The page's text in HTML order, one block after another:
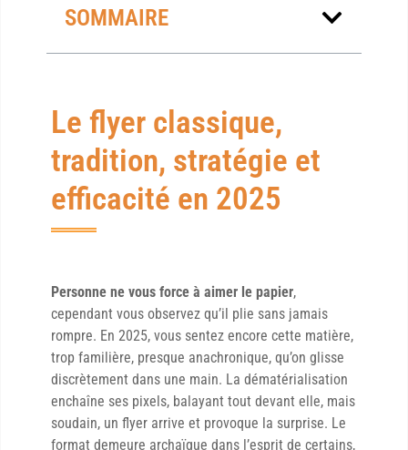
SOMMAIRE
Le flyer classique,
tradition, stratégie et
efficacité en 2025
Personne ne vous force à aimer le papier,
cependant vous observez qu’il plie sans jamais
rompre. En 2025, vous sentez encore cette matière,
trop familière, presque anachronique, qu’on glisse
discrètement dans une main. La dématérialisation
enchaîne ses pixels, balayant tout devant elle, mais
soudain, un flyer arrive et provoque la surprise. Le
format demeure archaïque dans l’esprit de certains,